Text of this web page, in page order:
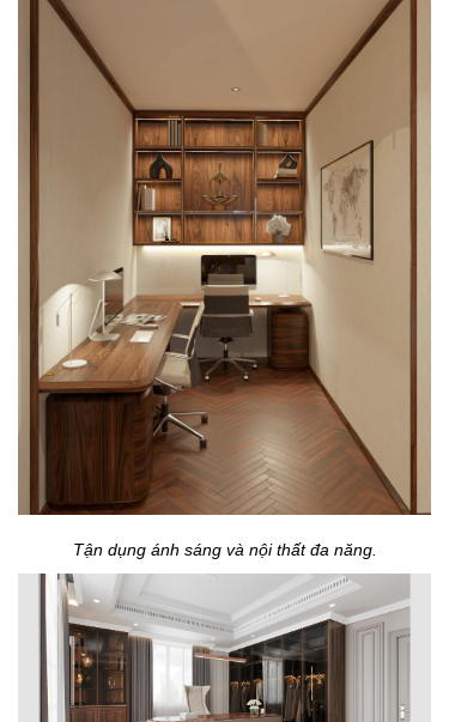
Tận dụng ánh sáng và nội thất đa năng.